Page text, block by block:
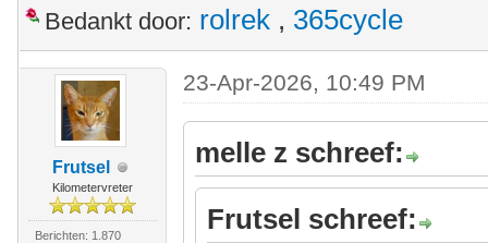
Bedankt door: rolrek , 365cycle
Frutsel
Kilometervreter
Berichten: 1.870
23-Apr-2026, 10:49 PM
melle z schreef:
Frutsel schreef: